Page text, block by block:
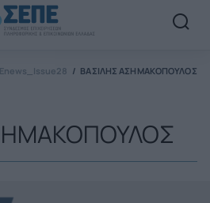
ΒΑΣΙΛΗΣ ΑΣΗΜΑΚΟΠΟΥΛΟΣ